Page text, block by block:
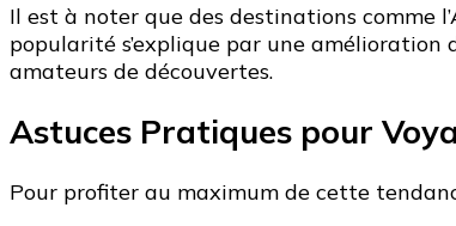
Il est à noter que des destinations comme
popularité s’explique par une
amateurs de découvertes.
Astuces Pratiques pour
Pour profiter au maximum de cette